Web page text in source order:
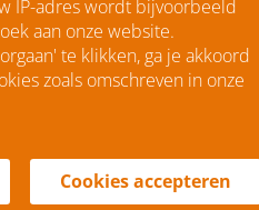
IP-adres wordt bijvoorbeeld
aan onze website.
te klikken, ga je akkoord
zoals omschreven in onze
Cookies accepteren
Menumenu